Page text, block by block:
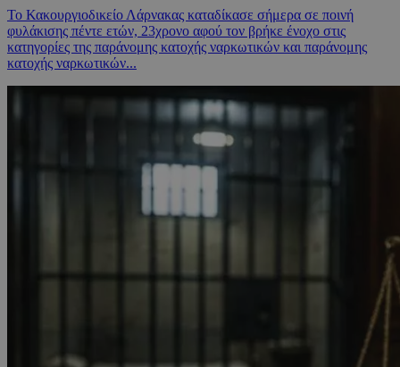
Το Κακουργιοδικείο Λάρνακας καταδίκασε σήμερα σε ποινή
φυλάκισης πέντε ετών, 23χρονο αφού τον βρήκε ένοχο στις
κατηγορίες της παράνομης κατοχής ναρκωτικών και παράνομης
κατοχής ναρκωτικών...